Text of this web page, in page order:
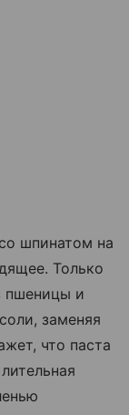
шпинатом на
Только
пшеницы и
заменяя
что паста